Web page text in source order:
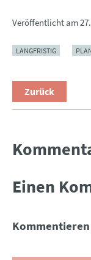
Veröffentlicht am
LANGFRISTIG
Zurück
Einen
Kommentieren